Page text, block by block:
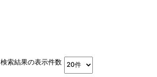
検索結果の表示件数